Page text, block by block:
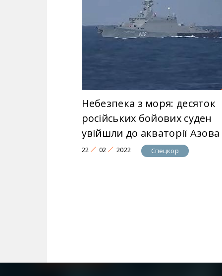
Небезпека з моря: десяток
російських бойових суден
увійшли до акваторії Азова
22 02 2022 Спецкор